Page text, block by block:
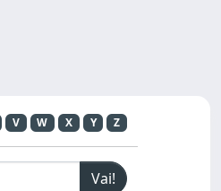
V W X Y Z